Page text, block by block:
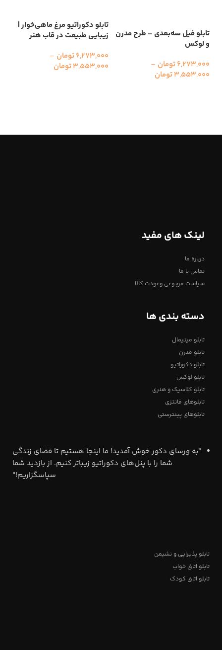
تابلو فیل سه‌بعدی – طرح مدرن
و لوکس
6,273,000تومان –
3,553,000تومان
تابلو دکوراتیو مرغ ماهی‌خوار |
زیبایی طبیعت در قاب هنر
6,273,000تومان –
3,553,000تومان
لینک های مفید
درباره ما
تماس با ما
سیاست مرجوعی وعودت کالا
دسته بندی ها
تابلو مینیمال
تابلو مدرن
تابلو دکوراتیو
تابلو لوکس
تابلو کلاسیک و هنری
تابلوهای فانتزی
تابلوهای پینترستی
"به ورسای دکور خوش آمدید! ما اینجا هستیم تا فضای زندگی
شما را با پنل‌های دکوراتیو زیباتر کنیم. از بازدید شما
سپاسگزاریم!"
تابلو پذیرایی و نشیمن
تابلو اتاق خواب
تابلو اتاق کودک